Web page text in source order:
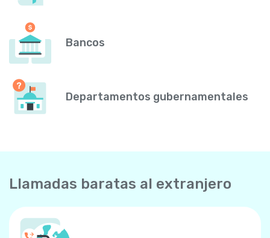
Bancos
Departamentos gubernamentales
Llamadas baratas al extranjero